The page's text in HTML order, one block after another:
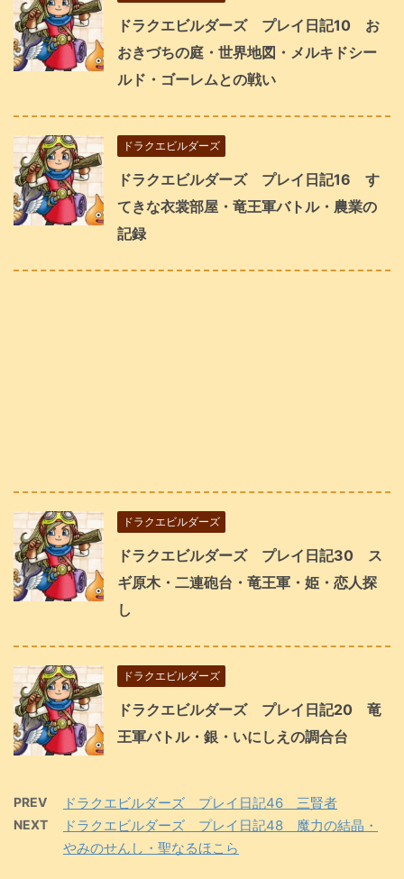
ドラクエビルダーズ プレイ日記10 お
おきづちの庭・世界地図・メルキドシー
ルド・ゴーレムとの戦い
ドラクエビルダーズ
ドラクエビルダーズ プレイ日記16 す
てきな衣裳部屋・竜王軍バトル・農業の
記録
ドラクエビルダーズ
ドラクエビルダーズ プレイ日記30 ス
ギ原木・二連砲台・竜王軍・姫・恋人探
し
ドラクエビルダーズ
ドラクエビルダーズ プレイ日記20 竜
王軍バトル・銀・いにしえの調合台
PREV ドラクエビルダーズ プレイ日記46 三賢者
NEXT
ドラクエビルダーズ プレイ日記48 魔力の結晶・
やみのせんし・聖なるほこら